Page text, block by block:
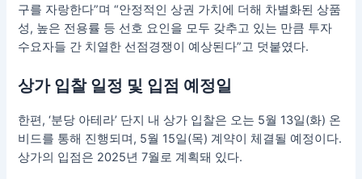
구를 자랑한다”며 “안정적인 상권 가치에 더해 차별화된 상품
성, 높은 전용률 등 선호 요인을 모두 갖추고 있는 만큼 투자
수요자들 간 치열한 선점경쟁이 예상된다”고 덧붙였다.
상가 입찰 일정 및 입점 예정일
한편, ‘분당 아테라’ 단지 내 상가 입찰은 오는 5월 13일(화) 온
비드를 통해 진행되며, 5월 15일(목) 계약이 체결될 예정이다.
상가의 입점은 2025년 7월로 계획돼 있다.